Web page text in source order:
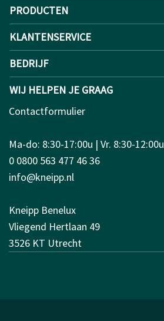
PRODUCTEN
KLANTENSERVICE
BEDRIJF
WIJ HELPEN JE GRAAG
Contactformulier
Ma-do: 8:30-17:00u | Vr. 8:30-12:00u
0 0800 563 477 46 36
info@kneipp.nl
Kneipp Benelux
Vliegend Hertlaan 49
3526 KT Utrecht